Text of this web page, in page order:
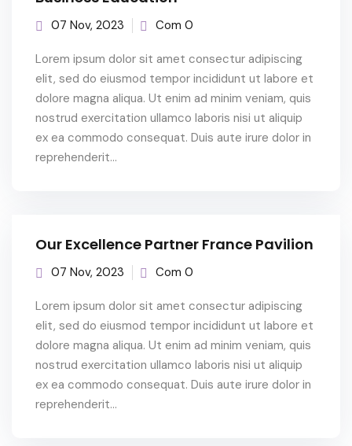
07 Nov, 2023 Com 0
Lorem ipsum dolor sit amet consectur adipiscing
elit, sed do eiusmod tempor incididunt ut labore et
dolore magna aliqua. Ut enim ad minim veniam, quis
nostrud exercitation ullamco laboris nisi ut aliquip
ex ea commodo consequat. Duis aute irure dolor in
reprehenderit...
Our Excellence Partner France Pavilion
07 Nov, 2023 Com 0
Lorem ipsum dolor sit amet consectur adipiscing
elit, sed do eiusmod tempor incididunt ut labore et
dolore magna aliqua. Ut enim ad minim veniam, quis
nostrud exercitation ullamco laboris nisi ut aliquip
ex ea commodo consequat. Duis aute irure dolor in
reprehenderit...